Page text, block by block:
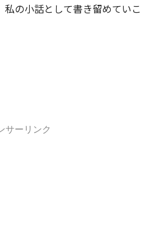
の小話として書き留めていこ
サーリンク